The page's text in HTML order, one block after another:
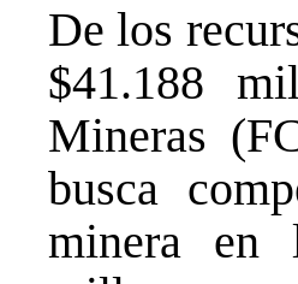
De los
$41.188
Mineras
busca
minera en